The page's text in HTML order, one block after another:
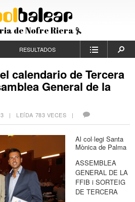
de Nofre Riera
RESULTADOS
calendario de Tercera
General de la
| LEÍDA 783 VECES |
Al col·legi Santa
Mònica de Palma
ASSEMBLEA
GENERAL DE LA
FFIB i SORTEIG
DE TERCERA